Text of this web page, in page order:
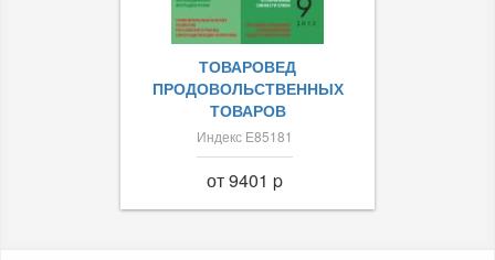
ТОВАРОВЕД
ПРОДОВОЛЬСТВЕННЫХ
ТОВАРОВ
Индекс Е85181
от 9401 p